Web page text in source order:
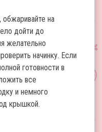
на
дойти до
желательно
начинку. Если
готовности в
все
и немного
крышкой.